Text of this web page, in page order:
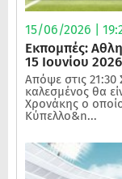
15/06/2026 |
Εκπομπές:
15 Ιουνίου 2026
Απόψε στις
καλεσμένος θα
Χρονάκης ο
Κύπελλο&n...